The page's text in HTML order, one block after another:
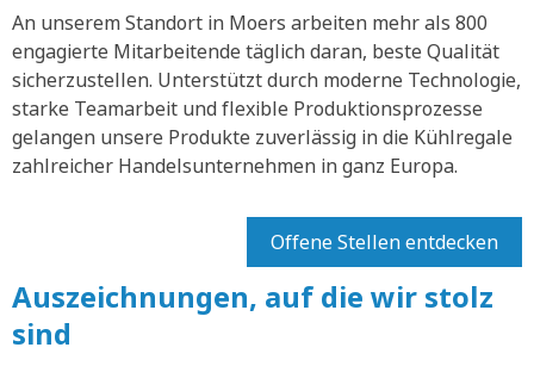
An unserem Standort in Moers arbeiten mehr als 800
engagierte Mitarbeitende täglich daran, beste Qualität
sicherzustellen. Unterstützt durch moderne Technologie,
starke Teamarbeit und flexible Produktionsprozesse
gelangen unsere Produkte zuverlässig in die Kühlregale
zahlreicher Handelsunternehmen in ganz Europa.
Offene Stellen entdecken
Auszeichnungen, auf die wir stolz
sind